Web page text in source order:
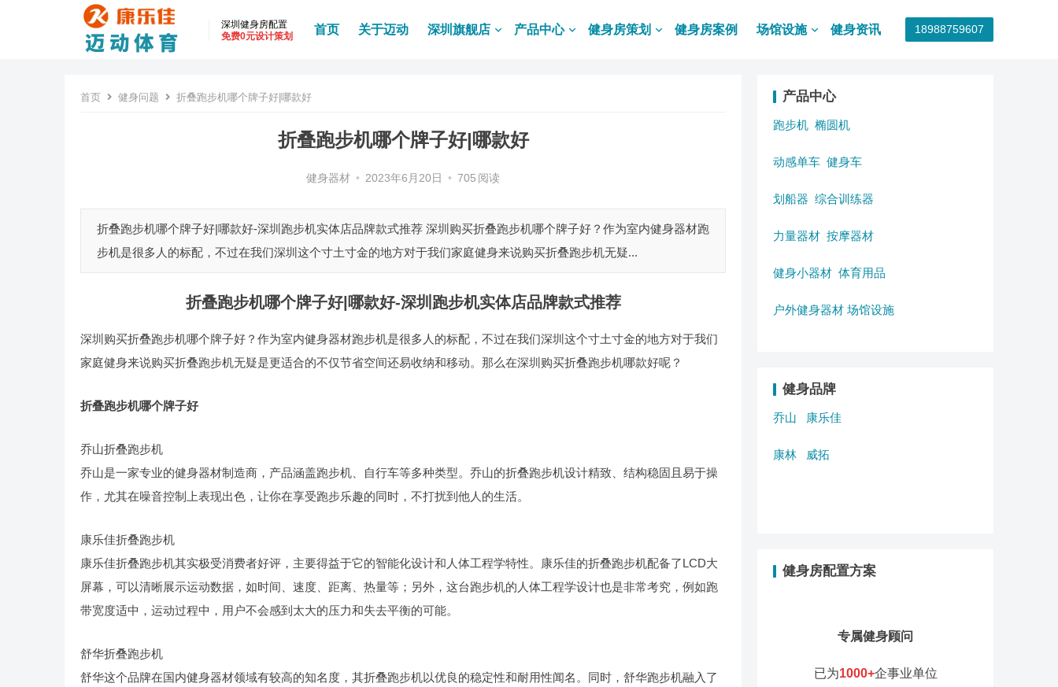
深圳健身房配置
免费0元设计策划
首页 关于迈动 深圳旗舰店 产品中心 健身房策划 健身房案例 场馆设施 健身资讯 18988759607
首页 健身问题 折叠跑步机哪个牌子好|哪款好
折叠跑步机哪个牌子好|哪款好
健身器材 • 2023年6月20日 • 705 阅读
折叠跑步机哪个牌子好|哪款好-深圳跑步机实体店品牌款式推荐 深圳购买折叠跑步机哪个牌子好？作为室内健身器材跑
步机是很多人的标配，不过在我们深圳这个寸土寸金的地方对于我们家庭健身来说购买折叠跑步机无疑...
折叠跑步机哪个牌子好|哪款好-深圳跑步机实体店品牌款式推荐
深圳购买折叠跑步机哪个牌子好？作为室内健身器材跑步机是很多人的标配，不过在我们深圳这个寸土寸金的地方对于我们
家庭健身来说购买折叠跑步机无疑是更适合的不仅节省空间还易收纳和移动。那么在深圳购买折叠跑步机哪款好呢？
折叠跑步机哪个牌子好
乔山折叠跑步机
乔山是一家专业的健身器材制造商，产品涵盖跑步机、自行车等多种类型。乔山的折叠跑步机设计精致、结构稳固且易于操
作，尤其在噪音控制上表现出色，让你在享受跑步乐趣的同时，不打扰到他人的生活。
康乐佳折叠跑步机
康乐佳折叠跑步机其实极受消费者好评，主要得益于它的智能化设计和人体工程学特性。康乐佳的折叠跑步机配备了LCD大
屏幕，可以清晰展示运动数据，如时间、速度、距离、热量等；另外，这台跑步机的人体工程学设计也是非常考究，例如跑
带宽度适中，运动过程中，用户不会感到太大的压力和失去平衡的可能。
舒华折叠跑步机
舒华这个品牌在国内健身器材领域有较高的知名度，其折叠跑步机以优良的稳定性和耐用性闻名。同时，舒华跑步机融入了
产品中心
跑步机 椭圆机
动感单车 健身车
划船器 综合训练器
力量器材 按摩器材
健身小器材 体育用品
户外健身器材 场馆设施
健身品牌
乔山 康乐佳
康林 威拓
健身房配置方案
专属健身顾问
已为1000+企事业单位